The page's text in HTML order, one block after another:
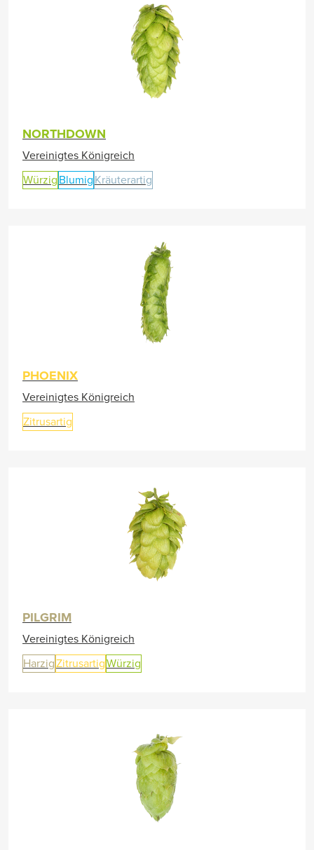
NORTHDOWN
Vereinigtes Königreich
Würzig Blumig Kräuterartig
PHOENIX
Vereinigtes Königreich
Zitrusartig
PILGRIM
Vereinigtes Königreich
HarzigZitrusartigWürzig